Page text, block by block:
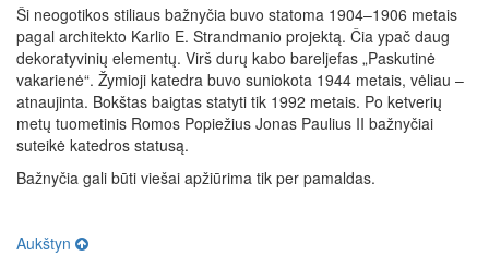
Ši neogotikos stiliaus bažnyčia buvo statoma 1904–1906 metais
pagal architekto Karlio E. Strandmanio projektą. Čia ypač daug
dekoratyvinių elementų. Virš durų kabo bareljefas „Paskutinė
vakarienė“. Žymioji katedra buvo suniokota 1944 metais, vėliau –
atnaujinta. Bokštas baigtas statyti tik 1992 metais. Po ketverių
metų tuometinis Romos Popiežius Jonas Paulius II bažnyčiai
suteikė katedros statusą.
Bažnyčia gali būti viešai apžiūrima tik per pamaldas.
Aukštyn